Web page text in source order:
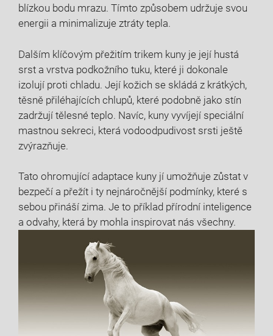
blízkou bodu mrazu. Tímto způsobem udržuje svou
energii a minimalizuje ztráty tepla.
Dalším klíčovým přežitím trikem kuny je její hustá
srst a vrstva podkožního tuku, které ji dokonale
izolují proti chladu. Její kožich se skládá z krátkých,
těsně přiléhajících chlupů, které podobně jako stín
zadržují tělesné teplo. Navíc, kuny vyvíjejí speciální
mastnou sekreci, která vodoodpudivost srsti ještě
zvýrazňuje.
Tato ohromující adaptace kuny jí umožňuje zůstat v
bezpečí a přežít i ty nejnáročnější podmínky, které s
sebou přináší zima. Je to příklad přírodní inteligence
a odvahy, která by mohla inspirovat nás všechny.